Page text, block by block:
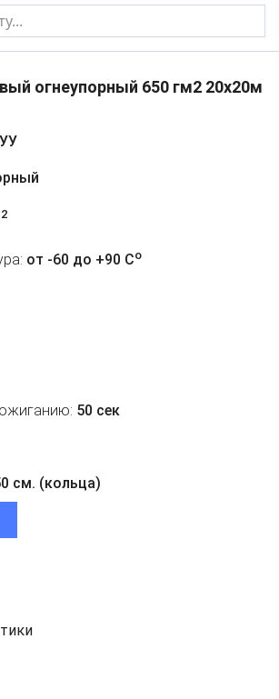
огнеупорный 650 гм2 20x20м
2
от -60 до +90 Co
50 сек
см. (кольца)